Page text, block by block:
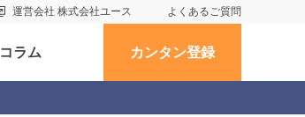
運営会社 株式会社ユース よくあるご質問
コラム カンタン登録